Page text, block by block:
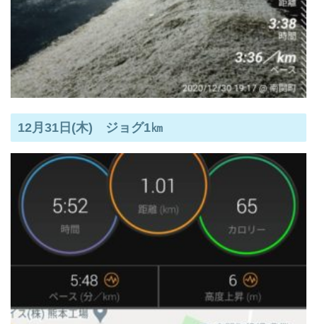
12月31日(木) ジョグ1㎞